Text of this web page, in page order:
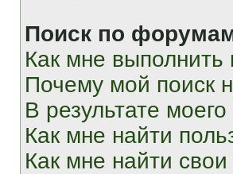
Поиск по
Как мне
Почему мой поиск
В результате
Как мне найти
Как мне найти